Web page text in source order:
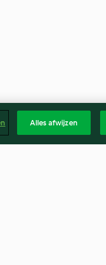
Alles afwijzen